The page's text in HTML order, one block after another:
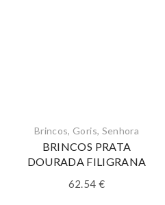
Brincos, Goris, Senhora
BRINCOS PRATA
DOURADA FILIGRANA
62.54 €